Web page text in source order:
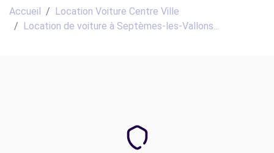
Accueil
Location Voiture Centre Ville
Location de voiture à Septèmes-les-Vallons...